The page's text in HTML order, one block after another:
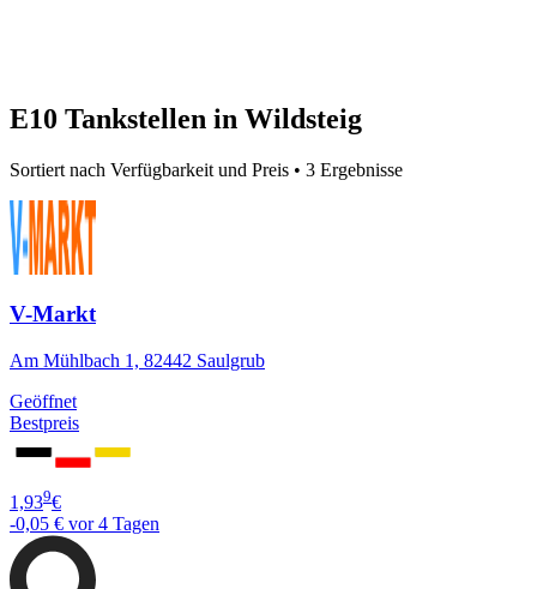
E10 Tankstellen in Wildsteig
Sortiert nach Verfügbarkeit und Preis • 3 Ergebnisse
V-Markt
Am Mühlbach 1, 82442 Saulgrub
Geöffnet
Bestpreis
1,939€
-0,05 € vor 4 Tagen